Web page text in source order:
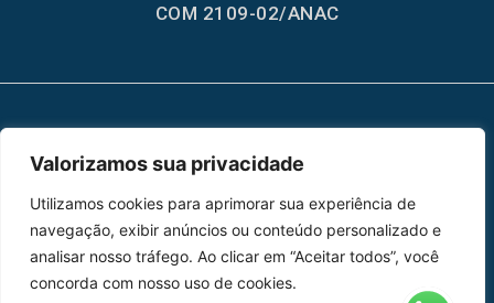
Valorizamos sua privacidade
Utilizamos cookies para aprimorar sua experiência de
navegação, exibir anúncios ou conteúdo personalizado e
analisar nosso tráfego. Ao clicar em “Aceitar todos”, você
concorda com nosso uso de cookies.
COM 2109-02/ANAC
Peças
Catálogo de Aplicações